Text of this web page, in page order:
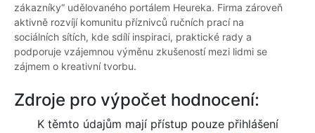
zákazníky“ udělovaného portálem Heureka. Firma zároveň
aktivně rozvíjí komunitu příznivců ručních prací na
sociálních sítích, kde sdílí inspiraci, praktické rady a
podporuje vzájemnou výměnu zkušeností mezi lidmi se
zájmem o kreativní tvorbu.
Zdroje pro výpočet hodnocení:
K těmto údajům mají přístup pouze přihlášení